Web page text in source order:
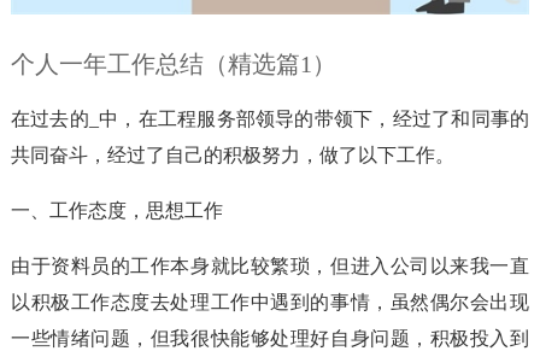
个人一年工作总结（精选篇1）
在过去的_中，在工程服务部领导的带领下，经过了和同事的
共同奋斗，经过了自己的积极努力，做了以下工作。
一、工作态度，思想工作
由于资料员的工作本身就比较繁琐，但进入公司以来我一直
以积极工作态度去处理工作中遇到的事情，虽然偶尔会出现
一些情绪问题，但我很快能够处理好自身问题，积极投入到